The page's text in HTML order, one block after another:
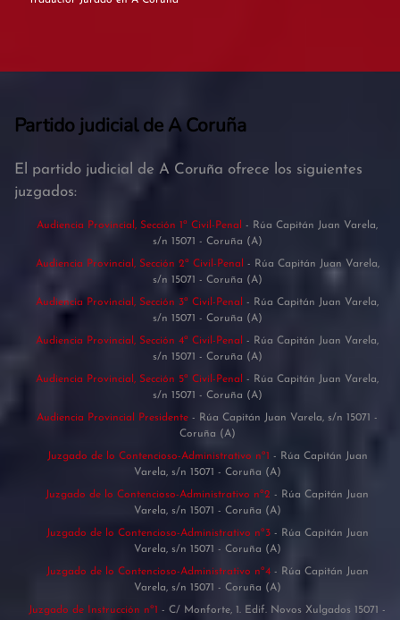
Partido judicial de A Coruña
El partido judicial de A Coruña ofrece los siguientes
juzgados:
Audiencia Provincial, Sección 1ª Civil-Penal - Rúa Capitán Juan Varela,
s/n 15071 - Coruña (A)
Audiencia Provincial, Sección 2ª Civil-Penal - Rúa Capitán Juan Varela,
s/n 15071 - Coruña (A)
Audiencia Provincial, Sección 3ª Civil-Penal - Rúa Capitán Juan Varela,
s/n 15071 - Coruña (A)
Audiencia Provincial, Sección 4ª Civil-Penal - Rúa Capitán Juan Varela,
s/n 15071 - Coruña (A)
Audiencia Provincial, Sección 5ª Civil-Penal - Rúa Capitán Juan Varela,
s/n 15071 - Coruña (A)
Audiencia Provincial Presidente - Rúa Capitán Juan Varela, s/n 15071 -
Coruña (A)
Juzgado de lo Contencioso-Administrativo nº1 - Rúa Capitán Juan
Varela, s/n 15071 - Coruña (A)
Juzgado de lo Contencioso-Administrativo nº2 - Rúa Capitán Juan
Varela, s/n 15071 - Coruña (A)
Juzgado de lo Contencioso-Administrativo nº3 - Rúa Capitán Juan
Varela, s/n 15071 - Coruña (A)
Juzgado de lo Contencioso-Administrativo nº4 - Rúa Capitán Juan
Varela, s/n 15071 - Coruña (A)
Juzgado de Instrucción nº1 - C/ Monforte, 1. Edif. Novos Xulgados 15071 -